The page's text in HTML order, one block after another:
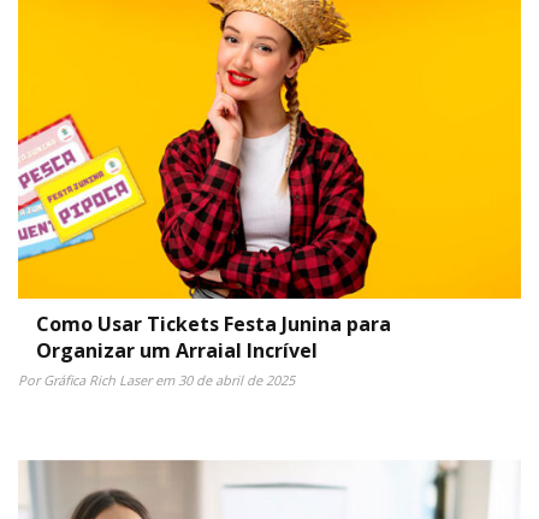
Como Usar Tickets Festa Junina para
Organizar um Arraial Incrível
Por Gráfica Rich Laser em 30 de abril de 2025